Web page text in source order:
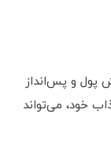
پول و پس‌انداز
خود، می‌تواند